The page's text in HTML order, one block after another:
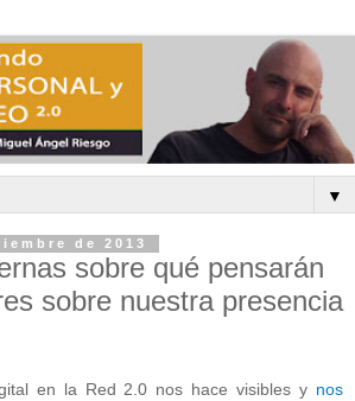
▼
de 2013
sobre qué pensarán
sobre nuestra presencia
en la Red 2.0 nos hace visibles y nos